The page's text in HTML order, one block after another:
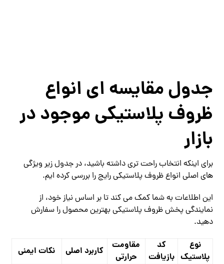
جدول مقایسه ‌ای انواع
ظروف پلاستیکی موجود در
بازار
برای اینکه انتخاب راحت ‌تری داشته باشید، در جدول زیر ویژگی‌
های اصلی انواع ظروف پلاستیکی رایج را بررسی کرده ‌ایم.
این اطلاعات به شما کمک می ‌کند تا بر اساس نیاز خود، از
نمایندگی پخش ظروف پلاستیکی بهترین محصول را سفارش
دهید.
نوع
پلاستیک
کد
بازیافت
مقاومت
حرارتی
کاربرد اصلی نکات ایمنی